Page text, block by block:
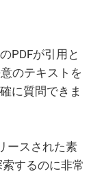
PDFが引用と
のテキストを
に質問できま
ースされた素
するのに非常